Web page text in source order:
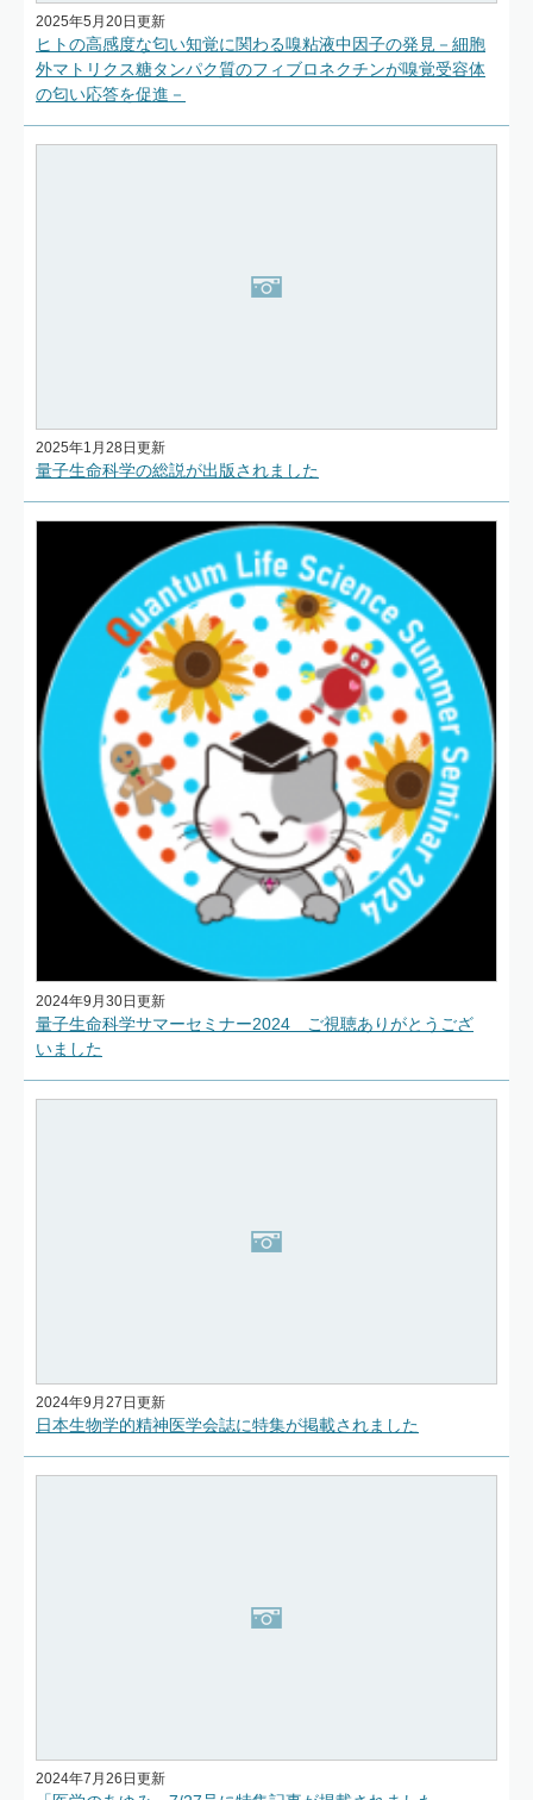
2025年5月20日更新
ヒトの高感度な匂い知覚に関わる嗅粘液中因子の発見－細胞
外マトリクス糖タンパク質のフィブロネクチンが嗅覚受容体
の匂い応答を促進－
2025年1月28日更新
量子生命科学の総説が出版されました
2024年9月30日更新
量子生命科学サマーセミナー2024 ご視聴ありがとうござ
いました
2024年9月27日更新
日本生物学的精神医学会誌に特集が掲載されました
2024年7月26日更新